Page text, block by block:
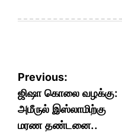
Post
navigation
Previous:
ஜிஷா கொலை வழக்கு:
அமீருல் இஸ்லாமிற்கு
மரண தண்டனை..